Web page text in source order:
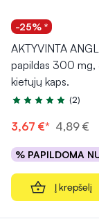
-25% *
AKTYVINTA
papildas 300
kietųjų kaps.
Įvertinimas 5.0 iš 5
(2)
3,67 €* 4,89 €
% PAPILDOMA
Į krepšelį